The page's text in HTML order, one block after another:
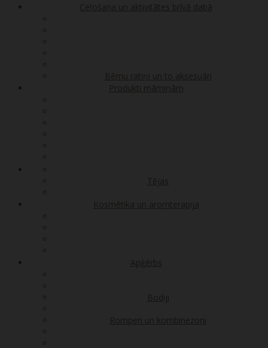
Ceļošana un aktivitātes brīvā dabā
Bērnu ratiņi un to aksesuāri
Produkti māmiņām
Tējas
Kosmētika un aromterapija
Apģērbs
Bodiji
Romperi un kombinezoni